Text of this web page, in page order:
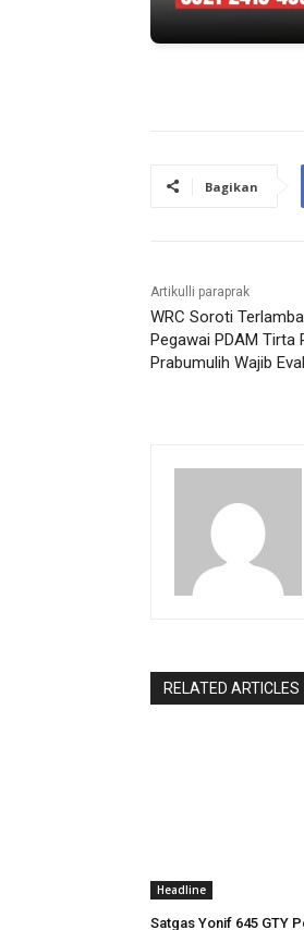
Bagikan
Artikulli paraprak
WRC Soroti
Pegawai PDAM Tirta
Prabumulih Wajib
RELATED ARTICLES
Headline
Satgas Yonif 645 GTY